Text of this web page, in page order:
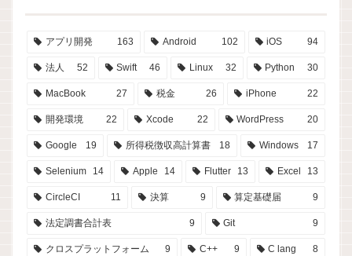
アプリ開発 163 Android 102 iOS 94
法人 52 Swift 46 Linux 32 Python 30
MacBook 27 税金 26 iPhone 22
開発環境 22 Xcode 22 WordPress 20
Google 19 所得税徴収高計算書 18 Windows 17
Selenium 14 Apple 14 Flutter 13 Excel 13
CircleCI 11 決算 9 算定基礎届 9
法定調書合計表 9 Git 9
クロスプラットフォーム 9 C++ 9 C lang 8